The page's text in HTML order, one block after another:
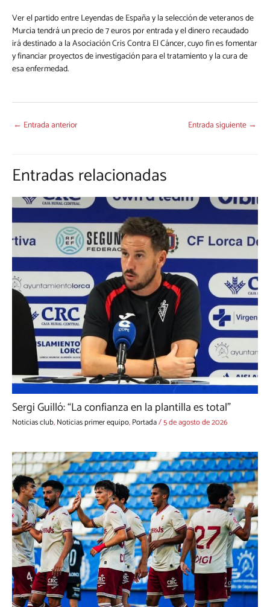
Ver el partido entre Leyendas de España y la selección de veteranos de
Murcia tendrá un precio de 7 euros por entrada y el dinero recaudado
irá destinado a la Asociación Cris Contra El Cáncer, cuyo fin es fomentar
y financiar proyectos de investigación para el tratamiento y la cura de
esa enfermedad.
← Entrada anterior Entrada siguiente →
Entradas relacionadas
Sergi Guilló: “La confianza en la plantilla es total”
Noticias club,Noticias primer equipo,Portada/5 de agosto de 2026